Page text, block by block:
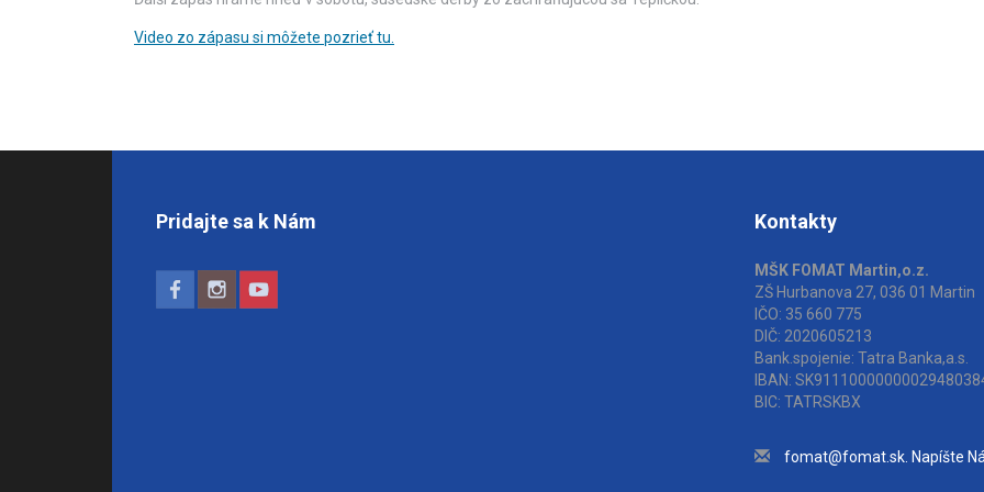
Video zo zápasu si môžete pozrieť tu.
Pridajte sa k Nám Kontakty
MŠK FOMAT Martin,o.z.
ZŠ Hurbanova 27, 036 01 Martin
IČO: 35 660 775
DIČ: 2020605213
Bank.spojenie: Tatra Banka,a.s.
IBAN:
BIC: TATRSKBX
fomat@fomat.sk. Napíšte